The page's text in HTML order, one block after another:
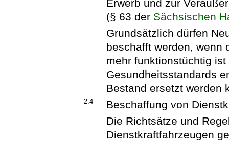
Erwerb und zur
(§ 63 der Sächsischen
Grundsätzlich dürfen
beschafft werden, wenn
mehr funktionstüchtig
Gesundheitsstandards
Bestand ersetzt werden
2.4
Beschaffung von
Die Richtsätze und
Dienstkraftfahrzeugen